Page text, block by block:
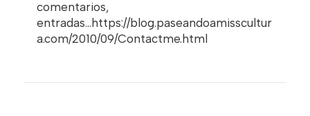
comentarios,
entradas...https://blog.paseandoamisscultur
a.com/2010/09/Contactme.html